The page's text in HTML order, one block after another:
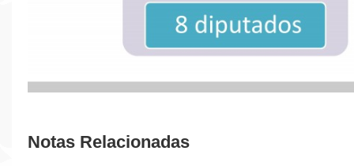
Notas Relacionadas